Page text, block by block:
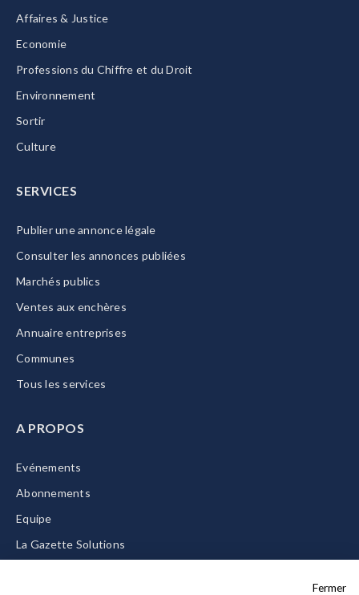
Affaires & Justice
Economie
Professions du Chiffre et du Droit
Environnement
Sortir
Culture
SERVICES
Publier une annonce légale
Consulter les annonces publiées
Marchés publics
Ventes aux enchères
Annuaire entreprises
Communes
Tous les services
A PROPOS
Evénements
Abonnements
Equipe
La Gazette Solutions
Fermer